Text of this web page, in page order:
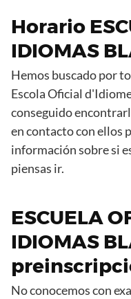
Horario
IDIOMAS
Hemos buscado por
Escola Oficial
conseguido
en contacto con ellos
información sobre si
piensas ir.
ESCUELA
IDIOMAS
No conocemos con